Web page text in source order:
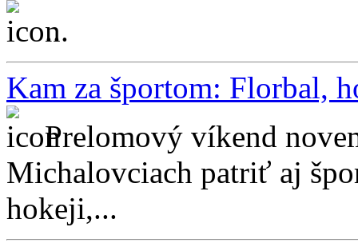
...
Kam za športom: Florbal,
Prelomový víkend
Michalovciach patriť aj
hokeji,...